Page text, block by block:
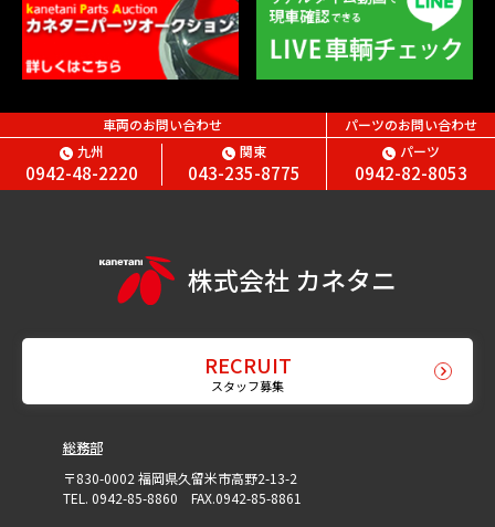
車両のお問い合わせ
九州
0942-48-2220
関東
043-235-8775
パーツのお問い合わせ
パーツ
0942-82-8053
株式会社 カネタニ
RECRUIT
スタッフ募集
総務部
〒830-0002 福岡県久留米市高野2-13-2
TEL. 0942-85-8860 FAX.0942-85-8861